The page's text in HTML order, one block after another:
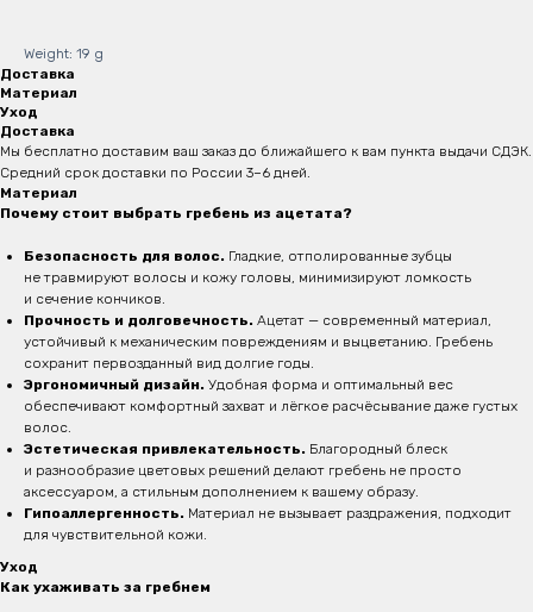
Weight: 19 g
Доставка
Материал
Уход
Доставка
Мы бесплатно доставим ваш заказ до ближайшего к вам пункта выдачи СДЭК.
Средний срок доставки по России 3–6 дней.
Материал
Почему стоит выбрать гребень из ацетата?
Безопасность для волос. Гладкие, отполированные зубцы
не травмируют волосы и кожу головы, минимизируют ломкость
и сечение кончиков.
Прочность и долговечность. Ацетат — современный материал,
устойчивый к механическим повреждениям и выцветанию. Гребень
сохранит первозданный вид долгие годы.
Эргономичный дизайн. Удобная форма и оптимальный вес
обеспечивают комфортный захват и лёгкое расчёсывание даже густых
волос.
Эстетическая привлекательность. Благородный блеск
и разнообразие цветовых решений делают гребень не просто
аксессуаром, а стильным дополнением к вашему образу.
Гипоаллергенность. Материал не вызывает раздражения, подходит
для чувствительной кожи.
Уход
Как ухаживать за гребнем